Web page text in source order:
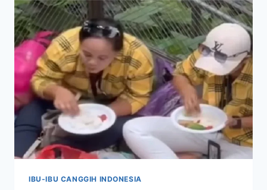
IBU-IBU CANGGIH INDONESIA